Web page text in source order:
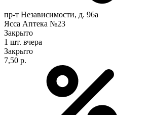
пр-т Независимости, д. 96а
Ясса Аптека №23
Закрыто
1 шт. вчера
Закрыто
7,50 р.